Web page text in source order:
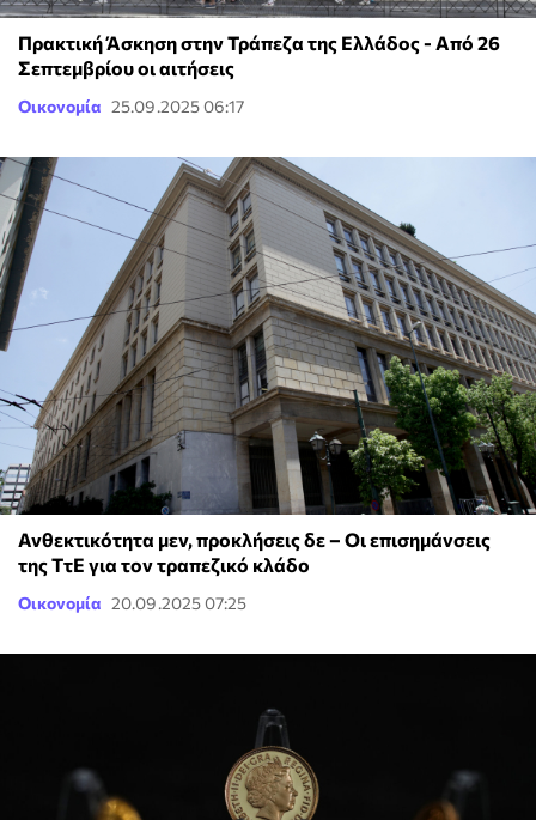
Πρακτική Άσκηση στην Τράπεζα της Ελλάδος - Από 26
Σεπτεμβρίου οι αιτήσεις
Οικονομία 25.09.2025 06:17
Ανθεκτικότητα μεν, προκλήσεις δε – Οι επισημάνσεις
της ΤτΕ για τον τραπεζικό κλάδο
Οικονομία 20.09.2025 07:25